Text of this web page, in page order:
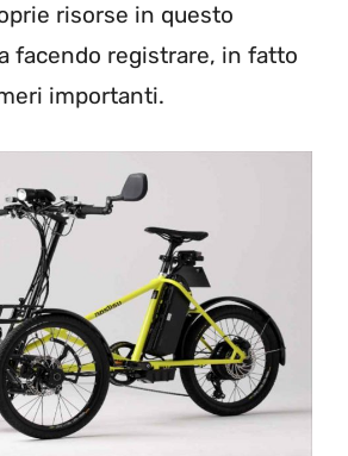
risorse in questo
facendo registrare, in fatto
importanti.